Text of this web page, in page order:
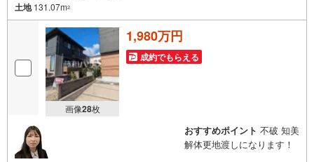
土地131.07m2
画像28枚
1,980万円
成約でもらえる
おすすめポイント 不破 知美
解体更地渡しになります！